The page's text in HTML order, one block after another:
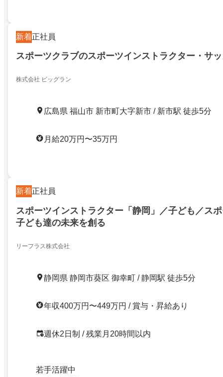
新着正社員
スポーツクラブのスポーツインストラクター・サ
株式会社 ビッグラン
広島県 福山市 新市町大字新市 / 新市駅 徒歩5分
月給20万円〜35万円
新着正社員
スポーツインストラクター「静岡」／子ども／ス
子ども達の未来を創る
リーフラス株式会社
静岡県 静岡市葵区 御幸町 / 静岡駅 徒歩5分
年収400万円〜449万円 / 賞与・昇給あり
週休2日制 / 残業月20時間以内
若手活躍中